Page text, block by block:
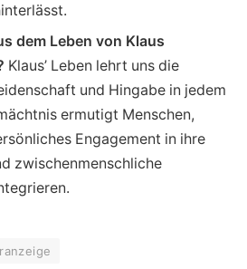
dem Leben von Klaus
Klaus’ Leben lehrt uns die
und Hingabe in jedem
ermutigt Menschen,
Engagement in ihre
zwischenmenschliche